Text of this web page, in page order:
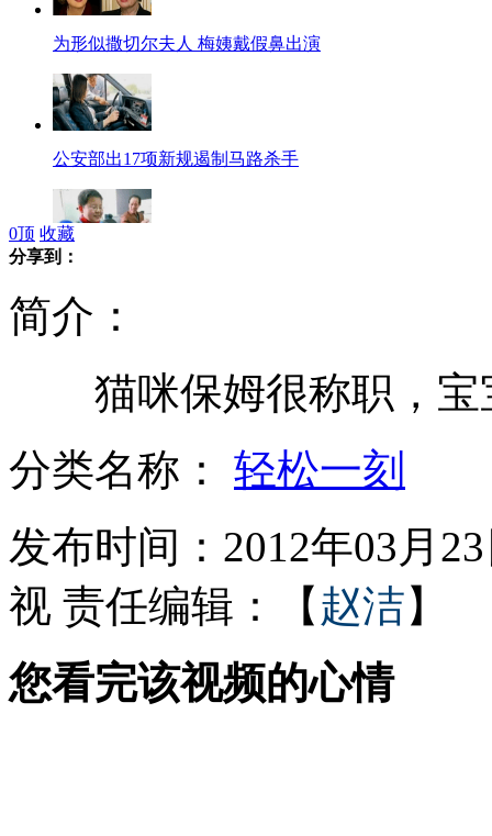
为形似撒切尔夫人 梅姨戴假鼻出演
公安部出17项新规遏制马路杀手
女白领"倒春寒"穿装单薄晕倒
女子美容院点痣却毁容
0顶 收藏
分享到：
简介：
猫咪保姆很称职，宝
分类名称： 轻松一刻
发布时间：2012年03月
视 责任编辑：【 赵洁】
您看完该视频的心情